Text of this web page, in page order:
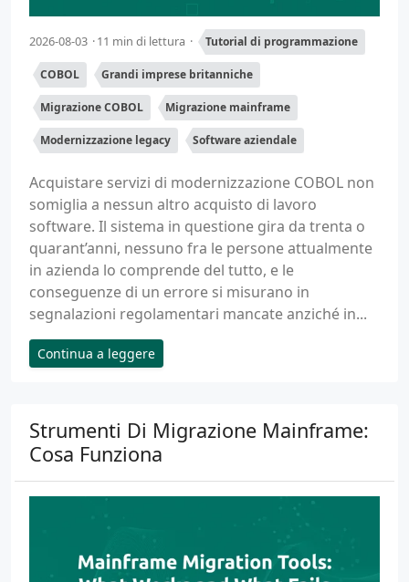
2026-08-03 11 min di lettura Tutorial di programmazione
COBOL Grandi imprese britanniche
Migrazione COBOL Migrazione mainframe
Modernizzazione legacy Software aziendale
Acquistare servizi di modernizzazione COBOL non
somiglia a nessun altro acquisto di lavoro
software. Il sistema in questione gira da trenta o
quarant’anni, nessuno fra le persone attualmente
in azienda lo comprende del tutto, e le
conseguenze di un errore si misurano in
segnalazioni regolamentari mancate anziché in...
Continua a leggere
Strumenti Di Migrazione Mainframe:
Cosa Funziona